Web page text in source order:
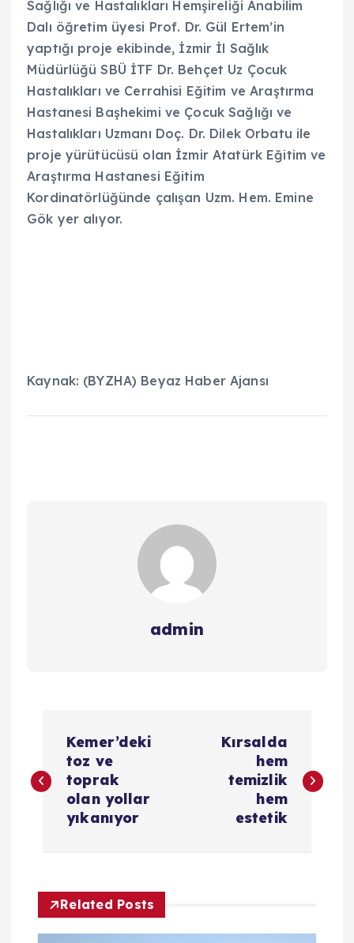
Sağlığı ve Hastalıkları Hemşireliği Anabilim
Dalı öğretim üyesi Prof. Dr. Gül Ertem’in
yaptığı proje ekibinde, İzmir İl Sağlık
Müdürlüğü SBÜ İTF Dr. Behçet Uz Çocuk
Hastalıkları ve Cerrahisi Eğitim ve Araştırma
Hastanesi Başhekimi ve Çocuk Sağlığı ve
Hastalıkları Uzmanı Doç. Dr. Dilek Orbatu ile
proje yürütücüsü olan İzmir Atatürk Eğitim ve
Araştırma Hastanesi Eğitim
Kordinatörlüğünde çalışan Uzm. Hem. Emine
Gök yer alıyor.
Kaynak: (BYZHA) Beyaz Haber Ajansı
admin
a
z
g
e
Kemer’deki
toz ve
toprak
olan yollar
yıkanıyor
Kırsalda
hem
temizlik
hem
estetik
Related Posts